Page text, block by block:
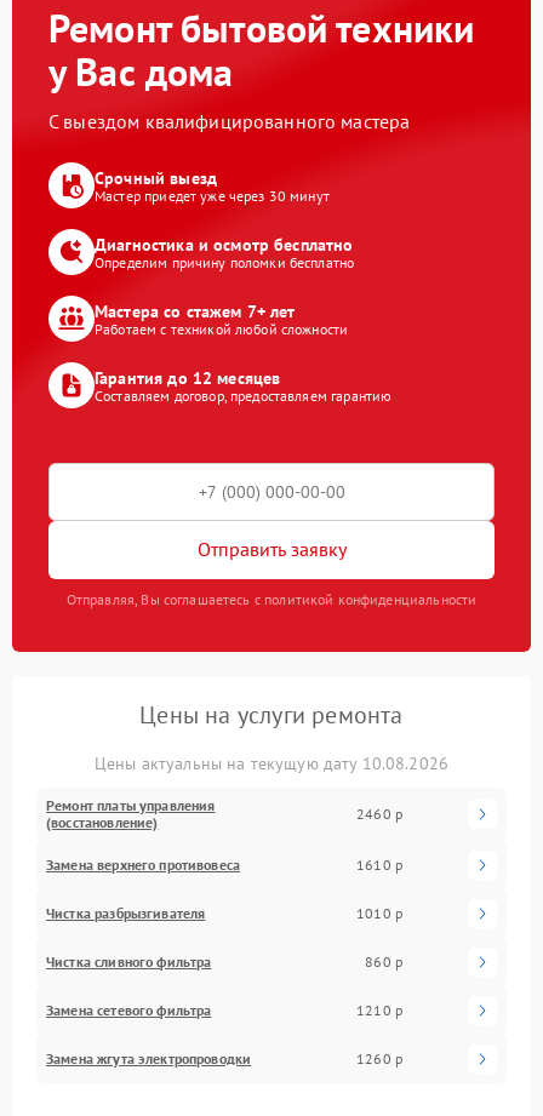
Ремонт бытовой техники
у Вас дома
С выездом квалифицированного мастера
Срочный выезд
Мастер приедет уже через 30 минут
Диагностика и осмотр бесплатно
Определим причину поломки бесплатно
Мастера со стажем 7+ лет
Работаем с техникой любой сложности
Гарантия до 12 месяцев
Составляем договор, предоставляем гарантию
Отправить заявку
Отправляя, Вы соглашаетесь с политикой конфиденциальности
Цены на услуги ремонта
Цены актуальны на текущую дату 10.08.2026
Ремонт платы управления
(восстановление)
2460 р
Замена верхнего противовеса 1610 р
Чистка разбрызгивателя 1010 р
Чистка сливного фильтра 860 р
Замена сетевого фильтра 1210 р
Замена жгута электропроводки 1260 р